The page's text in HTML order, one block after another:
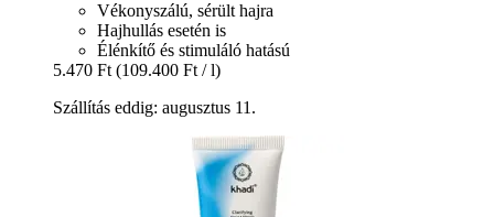
Vékonyszálú, sérült hajra
Hajhullás esetén is
Élénkítő és stimuláló hatású
5.470 Ft (109.400 Ft / l)
Szállítás eddig: augusztus 11.